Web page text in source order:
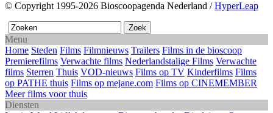
© Copyright 1995-2026 Bioscoopagenda Nederland /HyperLeap
Menu
Home Steden Films Filmnieuws Trailers Films in de bioscoop
Premierefilms Verwachte films Nederlandstalige Films Verwachte
films Sterren Thuis VOD-nieuws Films op TV Kinderfilms Films
op PATHE thuis Films op mejane.com Films op CINEMEMBER
Meer films voor thuis
Diensten